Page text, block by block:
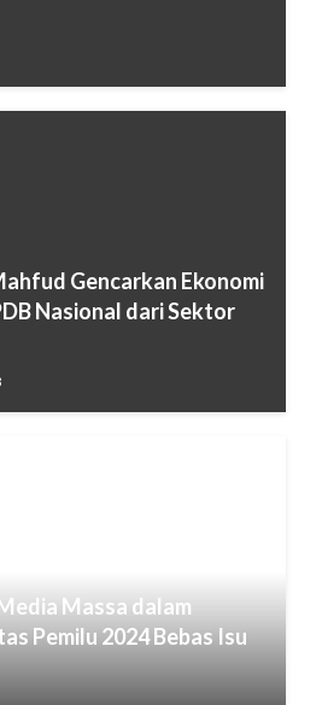
Gencarkan Ekonomi
Nasional dari Sektor
Massa dalam
Pemilu 2024 Bebas Isu